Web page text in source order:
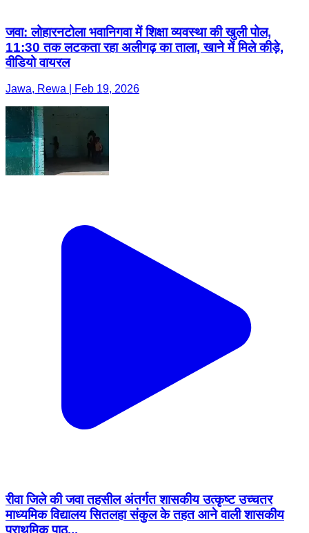
जवा: लोहारनटोला भवानिगवा में शिक्षा व्यवस्था की खुली पोल,
11:30 तक लटकता रहा अलीगढ़ का ताला, खाने में मिले कीड़े,
वीडियो वायरल
Jawa, Rewa | Feb 19, 2026
रीवा जिले की जवा तहसील अंतर्गत शासकीय उत्कृष्ट उच्चतर
माध्यमिक विद्यालय सितलहा संकुल के तहत आने वाली शासकीय
प्राथमिक पाठ...